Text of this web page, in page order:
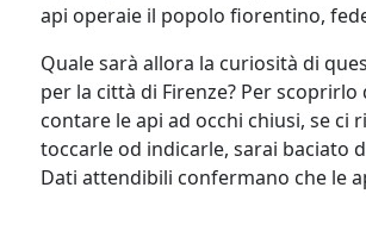
api operaie il popolo fiorentino,
Quale sarà allora la curiosità di
per la città di Firenze? Per scoprirlo
contare le api ad occhi chiusi, se ci
toccarle od indicarle, sarai baciato
Dati attendibili confermano che le